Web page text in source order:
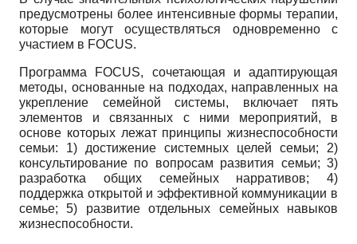
предусмотрены более интенсивные формы терапии,
которые могут осуществляться одновременно с
участием в FOCUS.
Программа FOCUS, сочетающая и адаптирующая
методы, основанные на подходах, направленных на
укрепление семейной системы, включает пять
элементов и связанных с ними мероприятий, в
основе которых лежат принципы жизнеспособности
семьи: 1) достижение системных целей семьи; 2)
консультирование по вопросам развития семьи; 3)
разработка общих семейных нарративов; 4)
поддержка открытой и эффективной коммуникации в
семье; 5) развитие отдельных семейных навыков
жизнеспособности.